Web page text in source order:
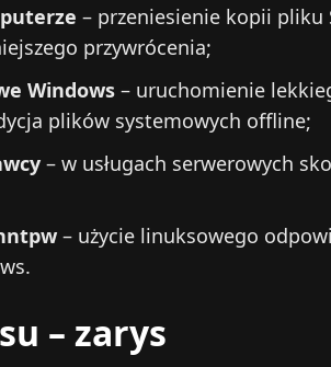
– przeniesienie kopii pliku
przywrócenia;
Windows – uruchomienie
plików systemowych offline;
– w usługach serwerowych
– użycie linuksowego
– zarys